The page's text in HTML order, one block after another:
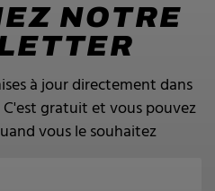
NOTRE
à jour directement dans
C'est gratuit et vous pouvez
vous le souhaitez